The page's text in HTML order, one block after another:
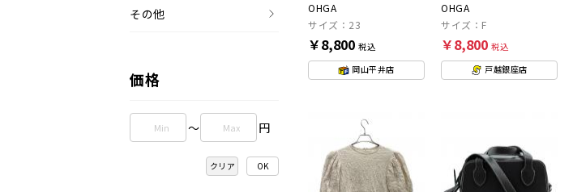
その他
価格
～ 円
クリア
OHGA
サイズ：23
￥8,800 税込
岡山平井店
OHGA
サイズ：F
￥8,800 税込
戸越銀座店